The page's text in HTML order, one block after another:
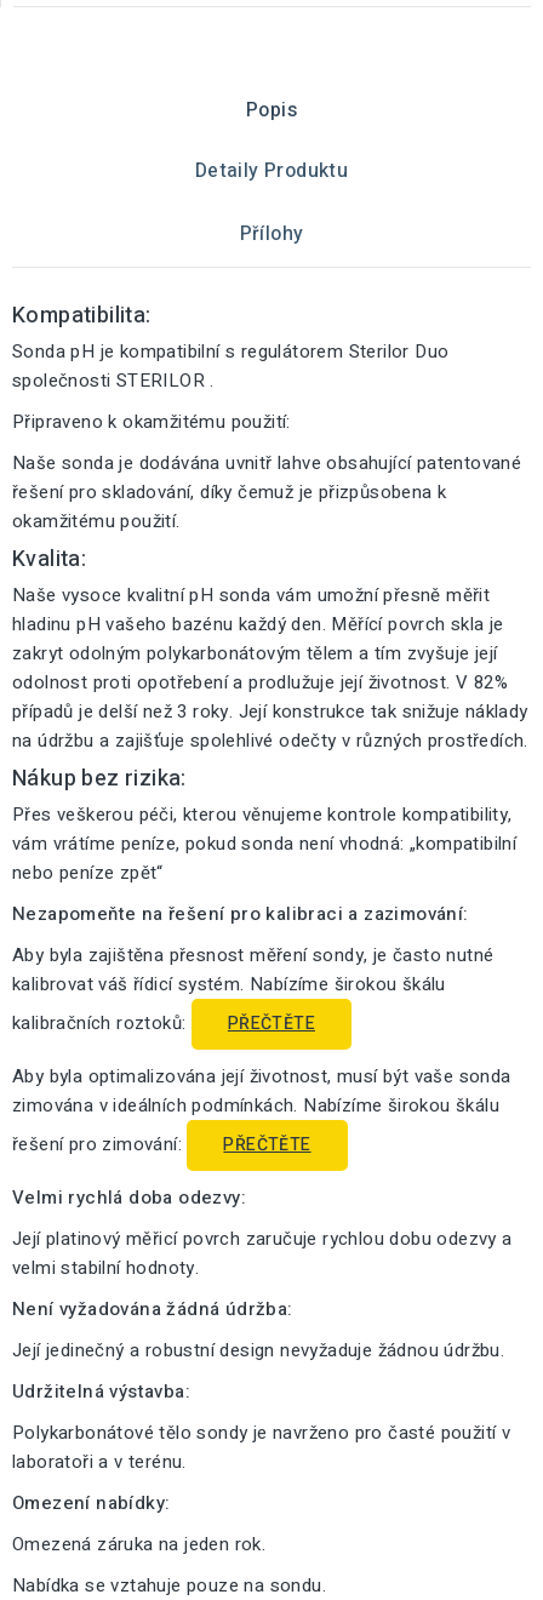
Popis
Detaily Produktu
Přílohy
Kompatibilita:
Sonda pH je kompatibilní s regulátorem Sterilor Duo
společnosti STERILOR .
Připraveno k okamžitému použití:
Naše sonda je dodávána uvnitř lahve obsahující patentované
řešení pro skladování, díky čemuž je přizpůsobena k
okamžitému použití.
Kvalita:
Naše vysoce kvalitní pH sonda vám umožní přesně měřit
hladinu pH vašeho bazénu každý den. Měřící povrch skla je
zakryt odolným polykarbonátovým tělem a tím zvyšuje její
odolnost proti opotřebení a prodlužuje její životnost. V 82%
případů je delší než 3 roky. Její konstrukce tak snižuje náklady
na údržbu a zajišťuje spolehlivé odečty v různých prostředích.
Nákup bez rizika:
Přes veškerou péči, kterou věnujeme kontrole kompatibility,
vám vrátíme peníze, pokud sonda není vhodná: „kompatibilní
nebo peníze zpět“
Nezapomeňte na řešení pro kalibraci a zazimování:
Aby byla zajištěna přesnost měření sondy, je často nutné
kalibrovat váš řídicí systém. Nabízíme širokou škálu
kalibračních roztoků:
PŘEČTĚTE
Aby byla optimalizována její životnost, musí být vaše sonda
zimována v ideálních podmínkách. Nabízíme širokou škálu
řešení pro zimování:
PŘEČTĚTE
Velmi rychlá doba odezvy:
Její platinový měřicí povrch zaručuje rychlou dobu odezvy a
velmi stabilní hodnoty.
Není vyžadována žádná údržba:
Její jedinečný a robustní design nevyžaduje žádnou údržbu.
Udržitelná výstavba:
Polykarbonátové tělo sondy je navrženo pro časté použití v
laboratoři a v terénu.
Omezení nabídky:
Omezená záruka na jeden rok.
Nabídka se vztahuje pouze na sondu.